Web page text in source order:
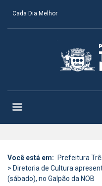
Cada Dia Melhor
Você está em: Prefeitura
> Diretoria de Cultura
(sábado), no Galpão da NOB